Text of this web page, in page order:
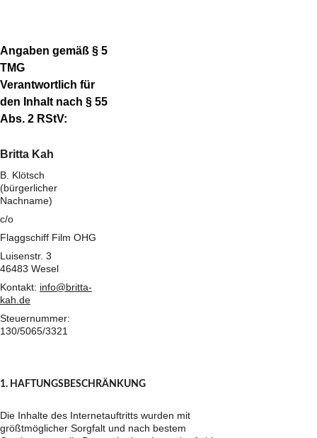
Angaben gemäß § 5
TMG
Verantwortlich für
den Inhalt nach § 55
Abs. 2 RStV:
1. HAFTUNGSBESCHRÄNKUNG
Die Inhalte des Internetauftritts wurden mit
größtmöglicher Sorgfalt und nach bestem
Britta Kah
B. Klötsch
(bürgerlicher
Nachname)
c/o
Flaggschiff Film OHG
Luisenstr. 3
46483 Wesel
Kontakt: info@britta-
kah.de
Steuernummer:
130/5065/3321